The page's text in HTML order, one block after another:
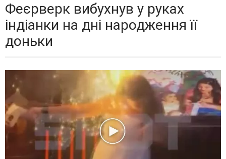
Феєрверк вибухнув у руках
індіанки на дні народження її
доньки